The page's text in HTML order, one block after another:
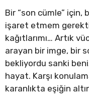
Bir “son cümle” için,
işaret etmem
kağıtlarımı… Artık
arayan bir imge, bir
bekliyordu sanki
hayat. Karşı
karanlıkta eşiğin